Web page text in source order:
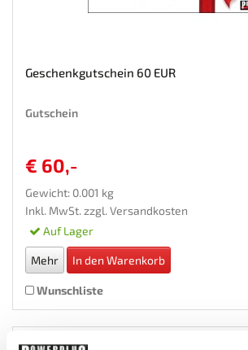
Geschenkgutschein 60 EUR
Gutschein
€ 60,-
Gewicht: 0.001 kg
Inkl. MwSt. zzgl. Versandkosten
Auf Lager
Mehr In den Warenkorb
Wunschliste